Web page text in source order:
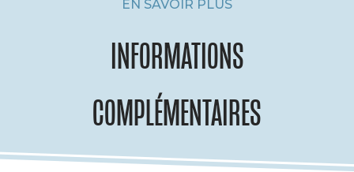
EN SAVOIR PLUS
INFORMATIONS
COMPLÉMENTAIRES